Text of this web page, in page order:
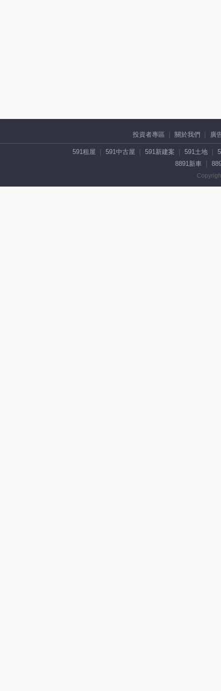
投資者專區 關於我們 廣
591租屋 591中古屋 591新建案 591土地
8891新車